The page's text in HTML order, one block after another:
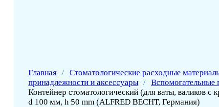
Главная / Стоматологические расходные
принадлежности и аксессуары / Вспомогательные
Контейнер стоматологический (для ваты, валиков с
d 100 мм, h 50 mm (ALFRED BECHT, Германия)